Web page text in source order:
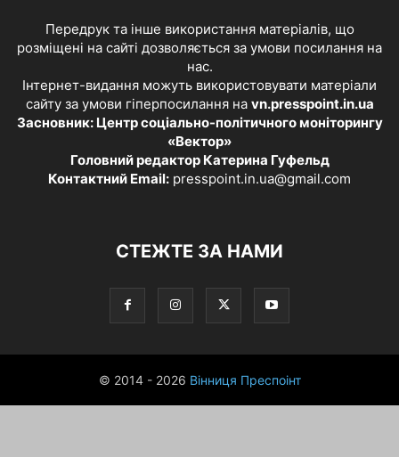
Передрук та інше використання матеріалів, що
розміщені на сайті дозволяється за умови посилання на
нас.
Інтернет-видання можуть використовувати матеріали
сайту за умови гіперпосилання на vn.presspoint.in.ua
Засновник: Центр соціально-політичного моніторингу
«Вектор»
Головний редактор Катерина Гуфельд
Контактний Email: presspoint.in.ua@gmail.com
СТЕЖТЕ ЗА НАМИ
© 2014 - 2026 Вінниця Преспоінт